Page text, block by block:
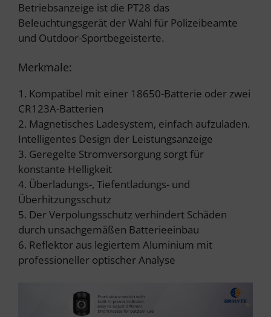
Betriebsanzeige ist die PT28 das
Beleuchtungsgerät der Wahl für Polizeibeamte
und Outdoor-Sportbegeisterte.
Merkmale:
1. Kompatibel mit einer 18650-Batterie oder zwei
CR123A-Batterien
2. Magnetisches Ladesystem, einfach aufzuladen.
Intelligentes Design der Leistungsanzeige
3. Geregelte Stromversorgung sorgt für
konstante Helligkeit
4. Überladungs-, Tiefentladungs- und
Überhitzungsschutz
5. Der Verpolungsschutz verhindert Schäden
durch unsachgemäßen Batterieeinbau
6. Reflektor aus legiertem Aluminium mit
professioneller optischer Analyse